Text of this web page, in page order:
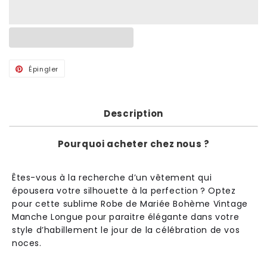
Épingler
Description
Pourquoi acheter chez nous ?
Êtes-vous à la recherche d’un vêtement qui
épousera votre silhouette à la perfection ? Optez
pour cette sublime Robe de Mariée Bohème Vintage
Manche Longue pour paraitre élégante dans votre
style d’habillement le jour de la célébration de vos
noces.